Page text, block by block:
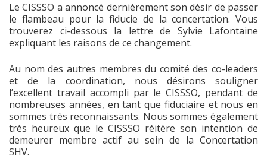
Le CISSSO a annoncé dernièrement son désir de passer
le flambeau pour la fiducie de la concertation. Vous
trouverez ci-dessous la lettre de Sylvie Lafontaine
expliquant les raisons de ce changement.
Au nom des autres membres du comité des co-leaders
et de la coordination, nous désirons souligner
l’excellent travail accompli par le CISSSO, pendant de
nombreuses années, en tant que fiduciaire et nous en
sommes très reconnaissants. Nous sommes également
très heureux que le CISSSO réitère son intention de
demeurer membre actif au sein de la Concertation
SHV.